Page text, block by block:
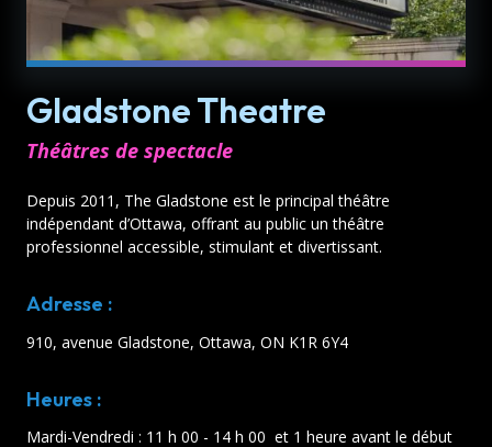
Gladstone Theatre
Théâtres de spectacle
Depuis 2011, The Gladstone est le principal théâtre
indépendant d’Ottawa, offrant au public un théâtre
professionnel accessible, stimulant et divertissant.
Adresse :
910, avenue Gladstone, Ottawa, ON K1R 6Y4
Heures :
Mardi-Vendredi : 11 h 00 - 14 h 00 et 1 heure avant le début